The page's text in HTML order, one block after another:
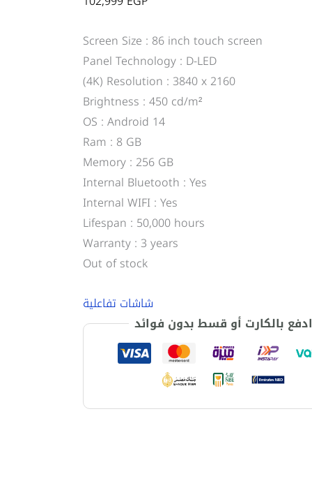
Screen Size : 86 inch touch screen
Panel Technology : D-LED
(4K) Resolution : 3840 x 2160
Brightness : 450 cd/m²
OS : Android 14
Ram : 8 GB
Memory : 256 GB
Internal Bluetooth : Yes
Internal WIFI : Yes
Lifespan : 50,000 hours
Warranty : 3 years
Out of stock
شاشات تفاعلية
ادفع بالكارت أو قسط بدون فوائد